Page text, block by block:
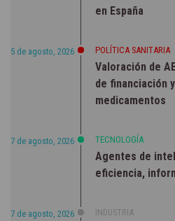
en España
5 de agosto, 2026 POLÍTICA SANITARIA
Valoración de
de financiación
medicamentos
7 de agosto, 2026 TECNOLOGÍA
Agentes de
eficiencia,
7 de agosto, 2026 INDUSTRIA